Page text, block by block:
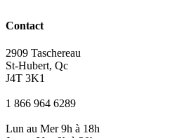
Contact
2909 Taschereau
St-Hubert, Qc
J4T 3K1
1 866 964 6289
Lun au Mer 9h à 18h